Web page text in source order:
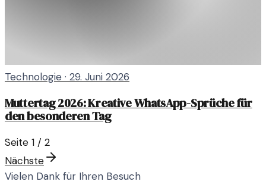
Technologie · 29. Juni 2026
Muttertag 2026: Kreative WhatsApp-Sprüche für
den besonderen Tag
Seite 1 / 2
Nächste
Vielen Dank für Ihren Besuch